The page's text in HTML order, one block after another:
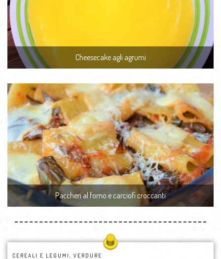
Cheesecake agli agrumi
Paccheri al forno e carciofi croccanti
CEREALI E LEGUMI , VERDURE